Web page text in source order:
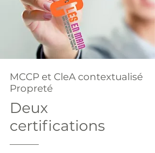
MCCP et CleA contextualisé
Propreté
Deux
certifications